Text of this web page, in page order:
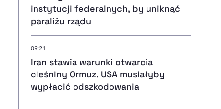
instytucji federalnych, by uniknąć
paraliżu rządu
09:21
Iran stawia warunki otwarcia
cieśniny Ormuz. USA musiałyby
wypłacić odszkodowania